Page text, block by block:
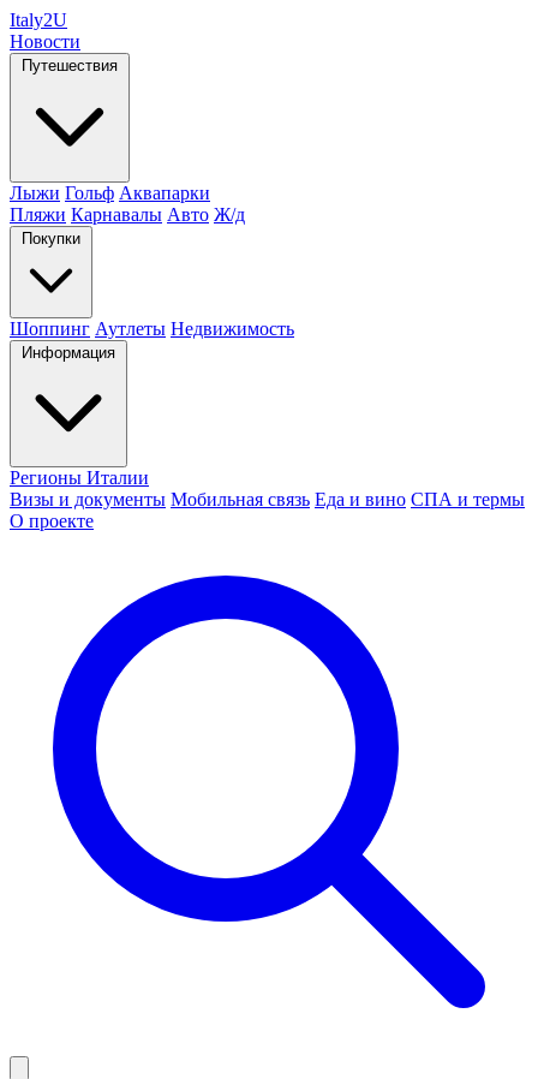
Italy2U
Новости
Путешествия
Лыжи Гольф Аквапарки
Пляжи Карнавалы Авто Ж/д
Покупки
Шоппинг Аутлеты Недвижимость
Информация
Регионы Италии
Визы и документы Мобильная связь Еда и вино СПА и термы
О проекте